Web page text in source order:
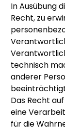
In Ausübung
Recht, zu
technisch
anderer
Das Recht
eine
für die